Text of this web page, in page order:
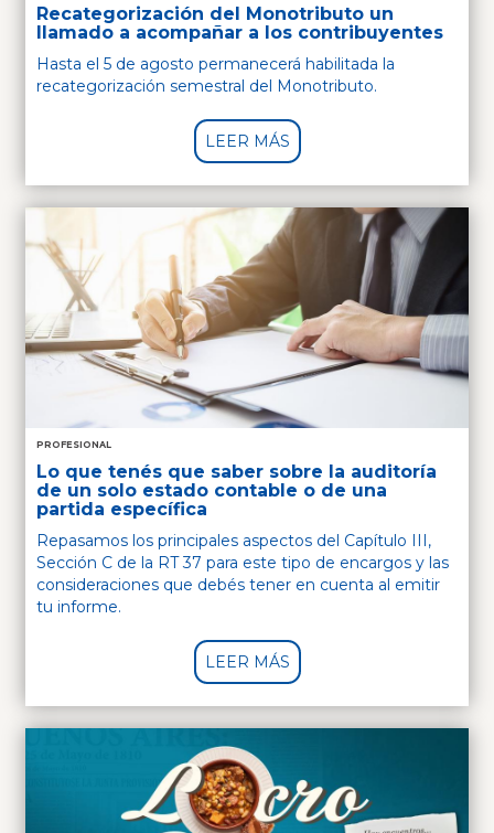
Recategorización del Monotributo un
llamado a acompañar a los contribuyentes
Hasta el 5 de agosto permanecerá habilitada la
recategorización semestral del Monotributo.
LEER MÁS
PROFESIONAL
Lo que tenés que saber sobre la auditoría
de un solo estado contable o de una
partida específica
Repasamos los principales aspectos del Capítulo III,
Sección C de la RT 37 para este tipo de encargos y las
consideraciones que debés tener en cuenta al emitir
tu informe.
LEER MÁS